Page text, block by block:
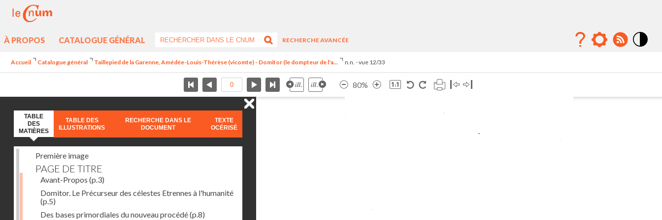
À PROPOS CATALOGUE GÉNÉRAL
RECHERCHE AVANCÉE
Accueil Catalogue général Taillepied de la Garenne, Amédée-Louis-Thérèse (vicomte) - Domitor (le dompteur de l'a... n.n. - vue 12/33
80%
TABLE
DES
MATIÈRES
TABLE DES
ILLUSTRATIONS
RECHERCHE DANS LE
DOCUMENT
TEXTE
OCÉRISÉ
Première image
PAGE DE TITRE
Avant-Propos (p.3)
Domitor. Le Précurseur des célestes Etrennes à l'humanité
(p.5)
Des bases primordiales du nouveau procédé(p.8)